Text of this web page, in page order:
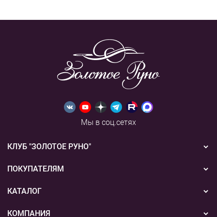
Мы в соц.сетях
КЛУБ "ЗОЛОТОЕ РУНО"
Новости
Акции
ПОКУПАТЕЛЯМ
Бонусная система
Подарочные сертификаты
КАТАЛОГ
Вышивка
КОМПАНИЯ